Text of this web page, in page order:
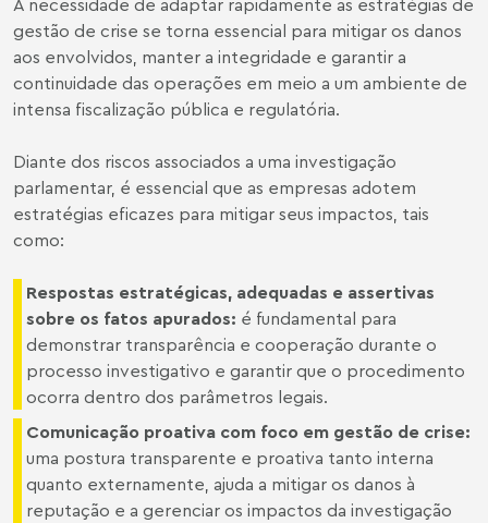
gestão de crise se torna essencial para mitigar os danos
aos envolvidos, manter a integridade e garantir a
continuidade das operações em meio a um ambiente de
intensa fiscalização pública e regulatória.
Diante dos riscos associados a uma investigação
parlamentar, é essencial que as empresas adotem
estratégias eficazes para mitigar seus impactos, tais
como:
Respostas estratégicas, adequadas e assertivas
sobre os fatos apurados: é fundamental para
demonstrar transparência e cooperação durante o
processo investigativo e garantir que o procedimento
ocorra dentro dos parâmetros legais.
Comunicação proativa com foco em gestão de crise:
uma postura transparente e proativa tanto interna
quanto externamente, ajuda a mitigar os danos à
reputação e a gerenciar os impactos da investigação